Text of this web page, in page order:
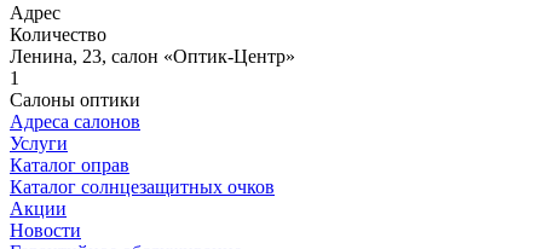
Адрес
Количество
Ленина, 23, салон «Оптик-Центр»
1
Салоны оптики
Адреса салонов
Услуги
Каталог оправ
Каталог солнцезащитных очков
Акции
Новости